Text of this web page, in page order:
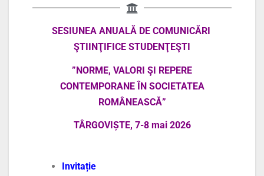
SESIUNEA ANUALĂ DE COMUNICĂRI
ŞTIINŢIFICE STUDENŢEŞTI
”NORME, VALORI ŞI REPERE
CONTEMPORANEÎN SOCIETATEA
ROMÂNEASCĂ”
TÂRGOVIȘTE, 7-8 mai 2026
Invitație